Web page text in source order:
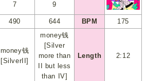
7 9
490 644 BPM 175
money钱
[SilverII]
money钱
[Silver
more than
II but less
than IV]
Length 2:12